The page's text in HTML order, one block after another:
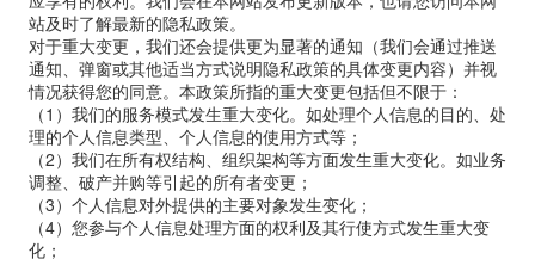
站及时了解最新的隐私政策。
对于重大变更，我们还会提供更为显著的通知（我们会通过推送
通知、弹窗或其他适当方式说明隐私政策的具体变更内容）并视
情况获得您的同意。本政策所指的重大变更包括但不限于：
（1）我们的服务模式发生重大变化。如处理个人信息的目的、处
理的个人信息类型、个人信息的使用方式等；
（2）我们在所有权结构、组织架构等方面发生重大变化。如业务
调整、破产并购等引起的所有者变更；
（3）个人信息对外提供的主要对象发生变化；
（4）您参与个人信息处理方面的权利及其行使方式发生重大变
化；